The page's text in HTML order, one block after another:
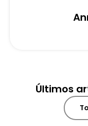
Últimos